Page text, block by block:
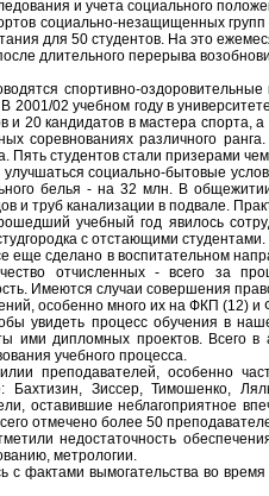
и учета социального
социально-незащищенных
для 50 студентов. На это
длительного перерыва
спортивно-
2001/02 учебном году в
и 20 кандидатов в мастера спорта,
соревнованиях различного
Пять студентов стали призерами
социально-бытовые
белья - на 32 млн. В
и труб канализации в подвале.
учебный год явилось
с отстающими студентами.
еще сделано в воспитательном
отчисленных - всего за
Имеются случаи совершения
особенно много их на ФКП (12)
увидеть процесс обучения в
ими дипломных проектов. Всего в
учебного процесса.
преподавателей, особенно
Бахтизин, Зиссер, Тимошенко,
оставившие неблагоприятное
отмечено более 50
недостаточность
метрологии.
с фактами вымогательства во